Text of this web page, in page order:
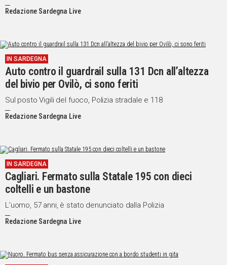
UNISCITI
WHATSAPP
Social
Redazione Sardegna Live
IN SARDEGNA
Auto contro il guardrail sulla 131 Dcn all’altezza
del bivio per Ovilò, ci sono feriti
Sul posto Vigili del fuoco, Polizia stradale e 118
Redazione Sardegna Live
IN SARDEGNA
Cagliari. Fermato sulla Statale 195 con dieci
coltelli e un bastone
L’uomo, 57 anni, è stato denunciato dalla Polizia
Redazione Sardegna Live